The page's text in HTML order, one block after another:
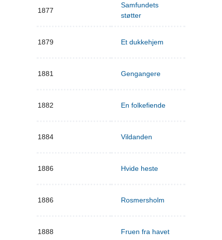
1877
Samfundets
støtter
1879 Et dukkehjem
1881 Gengangere
1882 En folkefiende
1884 Vildanden
1886 Hvide heste
1886 Rosmersholm
1888 Fruen fra havet